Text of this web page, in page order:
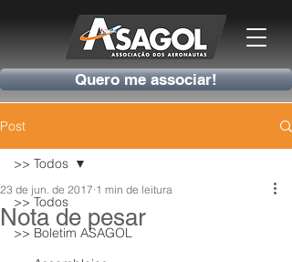
Quero me associar!
Post
>> Todos
>> Boletim ASAGOL
>> Todos
Nota de pesar
23 de jun. de 2017 1 min de leitura